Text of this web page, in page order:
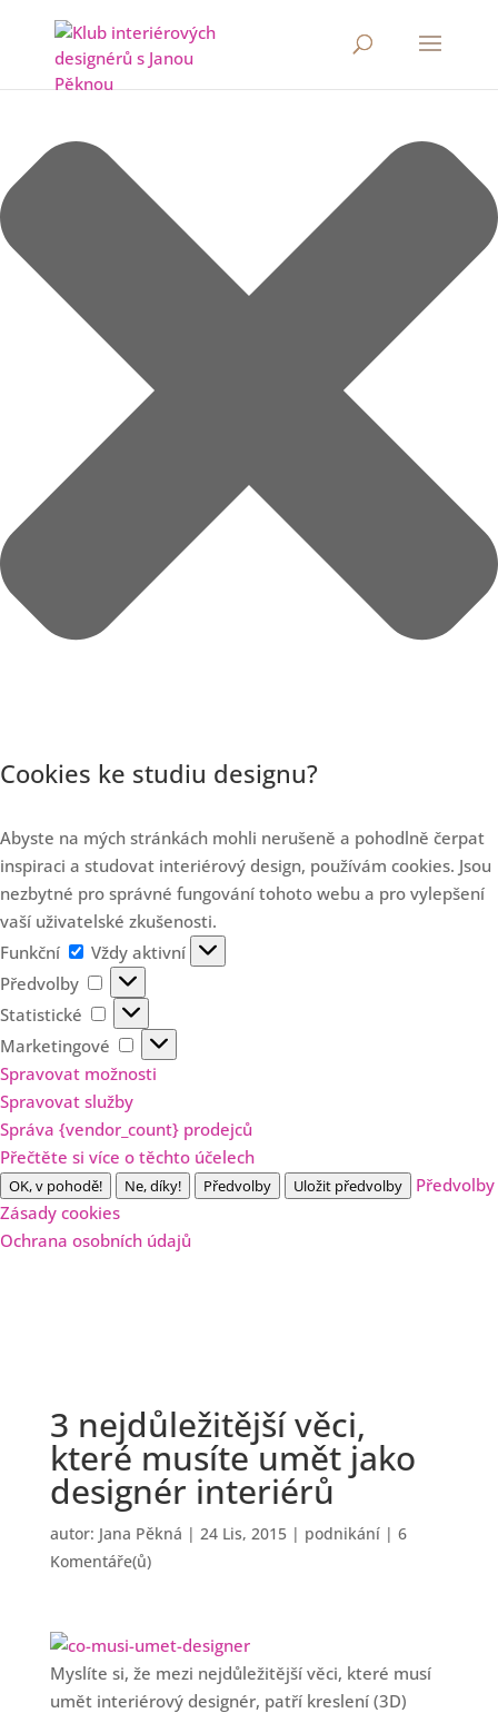
Cookies ke studiu designu?
Abyste na mých stránkách mohli nerušeně a pohodlně čerpat
inspiraci a studovat interiérový design, používám cookies. Jsou
nezbytné pro správné fungování tohoto webu a pro vylepšení
vaší uživatelské zkušenosti.
Funkční
Funkční
Vždy aktivní
Předvolby
Předvolby
Statistické
Statistické
Marketingové
Marketingové
Spravovat možnosti
Spravovat služby
Správa {vendor_count} prodejců
Přečtěte si více o těchto účelech
OK, v pohodě! Ne, díky! Předvolby Uložit předvolby
Předvolby
Zásady cookies
Ochrana osobních údajů
3 nejdůležitější věci,
které musíte umět jako
designér interiérů
autor: Jana Pěkná | 24 Lis, 2015| podnikání| 6
Komentáře(ů)
Myslíte si, že mezi nejdůležitější věci, které musí
umět interiérový designér, patří kreslení (3D)